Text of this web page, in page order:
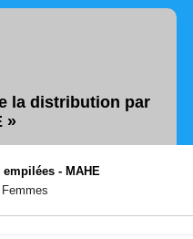
la distribution par
»
- MAHE
Femmes